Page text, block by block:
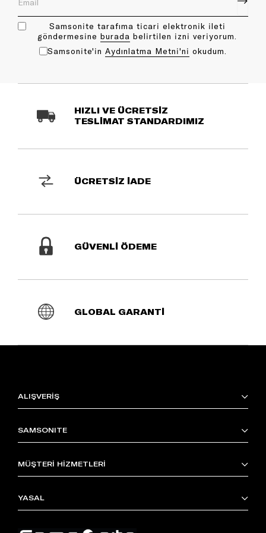
Samsonite tarafıma ticari elektronik ileti
göndermesine bu rada belirtilen izni veriyorum.
Samsonite'in Aydınlatma Metni'ni okudum.
HIZLI VE ÜCRETSİZ
TESLİMAT STANDARDIMIZ
ÜCRETSİZ İADE
GÜVENLİ ÖDEME
GLOBAL GARANTİ
ALIŞVERİŞ
SAMSONITE
MÜŞTERİ HİZMETLERİ
YASAL